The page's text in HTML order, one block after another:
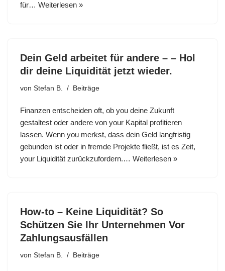
für… Weiterlesen »
Dein Geld arbeitet für andere – – Hol
dir deine Liquidität jetzt wieder.
von Stefan B. Beiträge
Finanzen entscheiden oft, ob you deine Zukunft
gestaltest oder andere von your Kapital profitieren
lassen. Wenn you merkst, dass dein Geld langfristig
gebunden ist oder in fremde Projekte fließt, ist es Zeit,
your Liquidität zurückzufordern.… Weiterlesen »
How-to – Keine Liquidität? So
Schützen Sie Ihr Unternehmen Vor
Zahlungsausfällen
von Stefan B. Beiträge